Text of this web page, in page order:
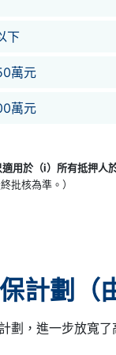
下
萬元
萬元
用於（i）所有抵押人
批核為準。）
計劃（
計劃，進一步放寬